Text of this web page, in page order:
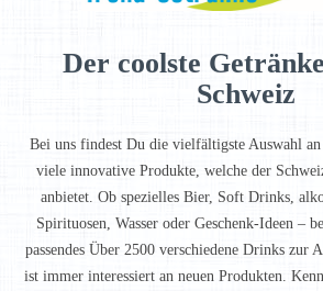
Der coolste
Schweiz
Bei uns findest Du die vielfältigste Auswahl
viele innovative Produkte, welche der
anbietet. Ob spezielles Bier, Soft Drinks,
Spirituosen, Wasser oder Geschenk-Ideen –
passendes Über 2500 verschiedene Drinks zur
ist immer interessiert an neuen Produkten.